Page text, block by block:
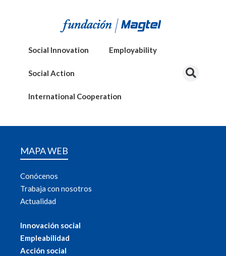
Social Innovation Employability
Social Action
International Cooperation
MAPA WEB
Conócenos
Trabaja con nosotros
Actualidad
Innovación social
Empleabilidad
Acción social